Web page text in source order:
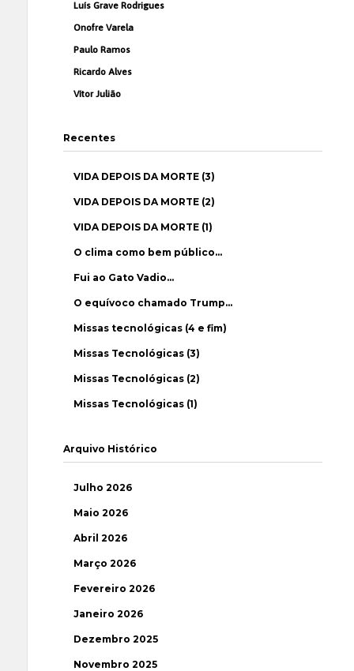
Luís Grave Rodrigues
Onofre Varela
Paulo Ramos
Ricardo Alves
Vítor Julião
Recentes
VIDA DEPOIS DA MORTE (3)
VIDA DEPOIS DA MORTE (2)
VIDA DEPOIS DA MORTE (1)
O clima como bem público…
Fui ao Gato Vadio…
O equívoco chamado Trump…
Missas tecnológicas (4 e fim)
Missas Tecnológicas (3)
Missas Tecnológicas (2)
Missas Tecnológicas (1)
Arquivo Histórico
Julho 2026
Maio 2026
Abril 2026
Março 2026
Fevereiro 2026
Janeiro 2026
Dezembro 2025
Novembro 2025